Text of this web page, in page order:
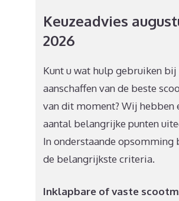
Keuzeadvies
2026
Kunt u wat hulp gebruiken bij
aanschaffen van de beste
van dit moment? Wij hebben
aantal belangrijke punten
In onderstaande opsomming
de belangrijkste criteria.
Inklapbare of vaste